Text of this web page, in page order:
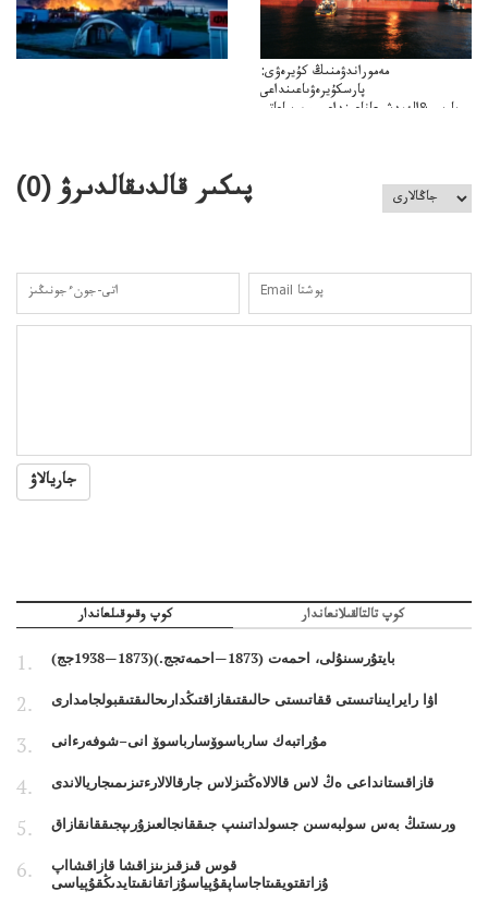
مەموراندۋمنىڭ كۇيرەۋى:
پارسكۇيرەۋىاعىنداعى
پارسى&الەمدشىعاناعىنداعىسىن ساعاتى
پىكىر قالدىقالدىرۋ (0
)
جاريالاۋ
كوپ وقىوقىلعاندار كوپ تالتالقىلانعاندار
بايتۇرسىنۇلى، احمەت (1873—احمەتجج.)(1873—1938جج)
اۋا رايرايىناتىستى ققاتىستى حالىقتىقازاقتىڭدارىحالىقتىقبولجامدارى
مۇراتبەك سارباسوۆسارباسوۆ انى–شوفەرءانى
قازاقستانداعى ەڭ لاس قالالاەڭتىزلاس جارقالالارءتىزىمىجاريالاندى
ورىستىڭ بەس سولبەسىن جسولداتىنىپ جىققانجالعىزۇرىپجىققانقازاق
قوس قىزقىزىنزاقشا قازاقشااپ
ۇزاتقتويقىتاجاساپقۇپياسۇزاتقانقىتايدىڭقۇپياسى